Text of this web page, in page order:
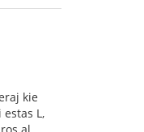
kie
L,